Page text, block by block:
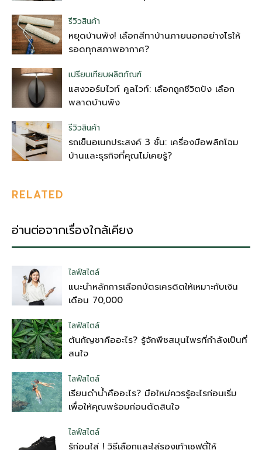
รีวิวสินค้า
หยุดบ้านพัง! เลือกสีทาบ้านภายนอกอย่างไรให้
รอดทุกสภาพอากาศ?
เปรียบเทียบผลิตภัณฑ์
แสงวอร์มไวท์ คูลไวท์: เลือกถูกชีวิตปัง เลือก
พลาดบ้านพัง
รีวิวสินค้า
รถเข็นอเนกประสงค์ 3 ชั้น: เครื่องมือพลิกโฉม
บ้านและธุรกิจที่คุณไม่เคยรู้?
RELATED
อ่านต่อจากเรื่องใกล้เคียง
ไลฟ์สไตล์
แนะนำหลักการเลือกบัตรเครดิตให้เหมาะกับเงิน
เดือน 70,000
ไลฟ์สไตล์
ต้นกัญชาคืออะไร? รู้จักพืชสมุนไพรที่กำลังเป็นที่
สนใจ
ไลฟ์สไตล์
เรียนดำน้ำคืออะไร? มือใหม่ควรรู้อะไรก่อนเริ่ม
เพื่อให้คุณพร้อมก่อนตัดสินใจ
ไลฟ์สไตล์
รู้ก่อนใส่ ! วิธีเลือกและใส่รองเท้าเซฟตี้ให้